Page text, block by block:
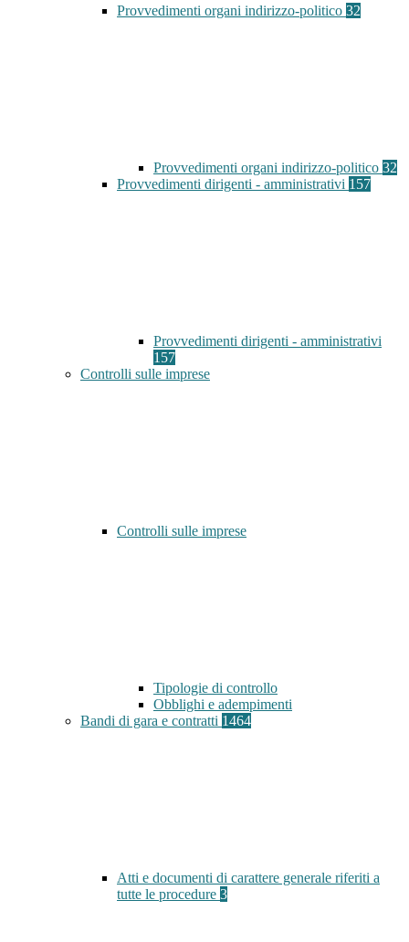
Provvedimenti organi indirizzo-politico 32
Provvedimenti organi indirizzo-politico 32
Provvedimenti dirigenti - amministrativi 157
Provvedimenti dirigenti - amministrativi
157
Controlli sulle imprese
Controlli sulle imprese
Tipologie di controllo
Obblighi e adempimenti
Bandi di gara e contratti 1464
Atti e documenti di carattere generale riferiti a
tutte le procedure 3